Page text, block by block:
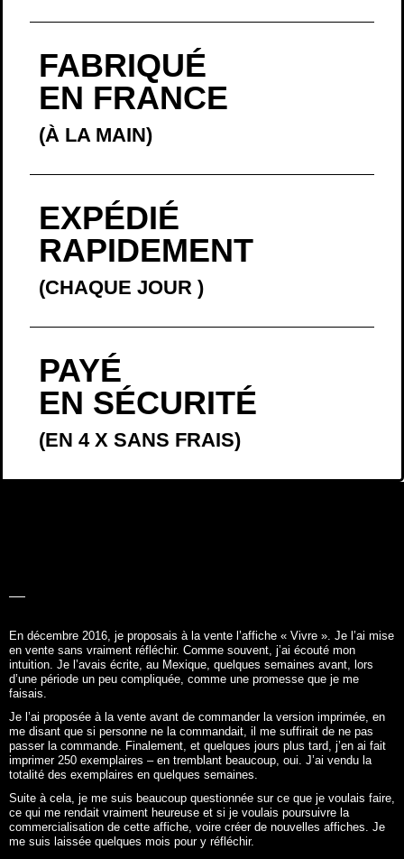
FABRIQUÉ
EN FRANCE
(À LA MAIN)
EXPÉDIÉ
RAPIDEMENT
(CHAQUE JOUR )
PAYÉ
EN SÉCURITÉ
(EN 4 X SANS FRAIS)
En décembre 2016, je proposais à la vente l’affiche « Vivre ». Je l’ai mise
en vente sans vraiment réfléchir. Comme souvent, j’ai écouté mon
intuition. Je l’avais écrite, au Mexique, quelques semaines avant, lors
d’une période un peu compliquée, comme une promesse que je me
faisais.
Je l’ai proposée à la vente avant de commander la version imprimée, en
me disant que si personne ne la commandait, il me suffirait de ne pas
passer la commande. Finalement, et quelques jours plus tard, j’en ai fait
imprimer 250 exemplaires – en tremblant beaucoup, oui. J’ai vendu la
totalité des exemplaires en quelques semaines.
Suite à cela, je me suis beaucoup questionnée sur ce que je voulais faire,
ce qui me rendait vraiment heureuse et si je voulais poursuivre la
commercialisation de cette affiche, voire créer de nouvelles affiches. Je
me suis laissée quelques mois pour y réfléchir.